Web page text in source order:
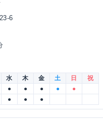
6
水 木 金 土 日
祝
● ● ● ●
●
● ● ●